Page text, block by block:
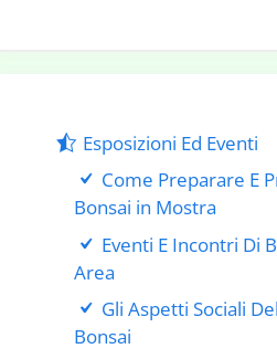
Esposizioni Ed Eventi
Come Preparare E
Bonsai in Mostra
Eventi E Incontri Di
Area
Gli Aspetti Sociali
Bonsai